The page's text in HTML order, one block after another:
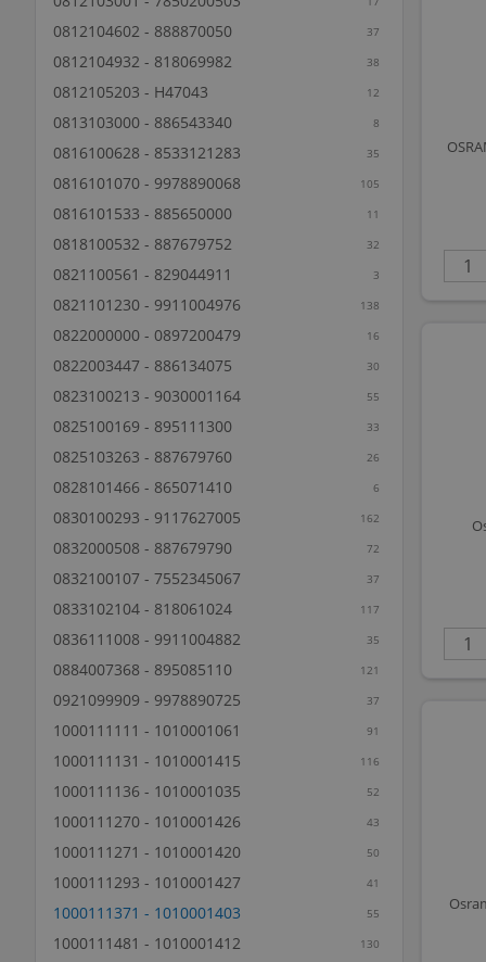
0812104602 - 888870050 37
0812104932 - 818069982 38
0812105203 - H47043 12
0813103000 - 886543340 8
0816100628 - 8533121283 35
0816101070 - 9978890068 105
0816101533 - 885650000 11
0818100532 - 887679752 32
0821100561 - 829044911 3
0821101230 - 9911004976 138
0822000000 - 0897200479 16
0822003447 - 886134075 30
0823100213 - 9030001164 55
0825100169 - 895111300 33
0825103263 - 887679760 26
0828101466 - 865071410 6
0830100293 - 9117627005 162
0832000508 - 887679790 72
0832100107 - 7552345067 37
0833102104 - 818061024 117
0836111008 - 9911004882 35
0884007368 - 895085110 121
0921099909 - 9978890725 37
1000111111 - 1010001061 91
1000111131 - 1010001415 116
1000111136 - 1010001035 52
1000111270 - 1010001426 43
1000111271 - 1010001420 50
1000111293 - 1010001427 41
1000111371 - 1010001403 55
1000111481 - 1010001412 130